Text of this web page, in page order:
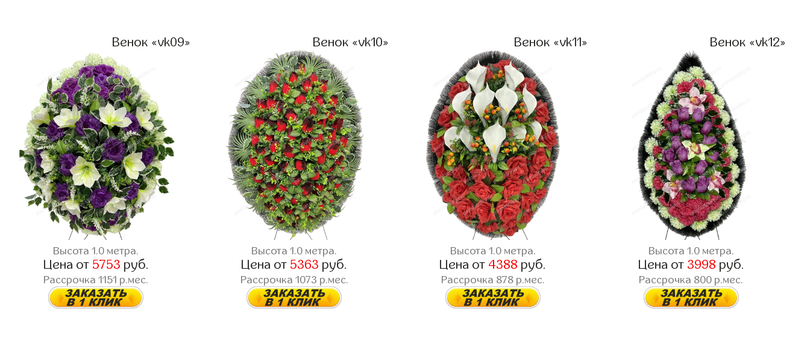
Венок «vk09»
Высота 1.0 метра.
Цена от 5753 руб.
Рассрочка 1151 р.мес.
Венок «vk10»
Высота 1.0 метра.
Цена от 5363 руб.
Рассрочка 1073 р.мес.
Венок «vk11»
Высота 1.0 метра.
Цена от 4388 руб.
Рассрочка 878 р.мес.
Венок «vk12»
Высота 1.0 метра.
Цена от 3998 руб.
Рассрочка 800 р.мес.